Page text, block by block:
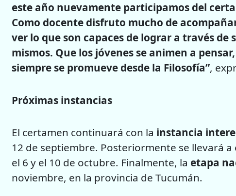
este año nuevamente participamos del
Como docente disfruto mucho de
ver lo que son capaces de lograr a través de
mismos. Que los jóvenes se animen a
siempre se promueve desde la Filosofía”,
Próximas instancias
El certamen continuará con la instancia
12 de septiembre. Posteriormente se llevará a
el 6 y el 10 de octubre. Finalmente, la etapa
noviembre, en la provincia de Tucumán.